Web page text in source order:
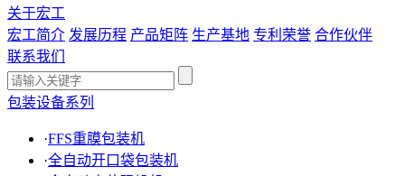
关于宏工
宏工简介 发展历程 产品矩阵 生产基地 专利荣誉 合作伙伴
联系我们
包装设备系列
·FFS重膜包装机
·全自动开口袋包装机